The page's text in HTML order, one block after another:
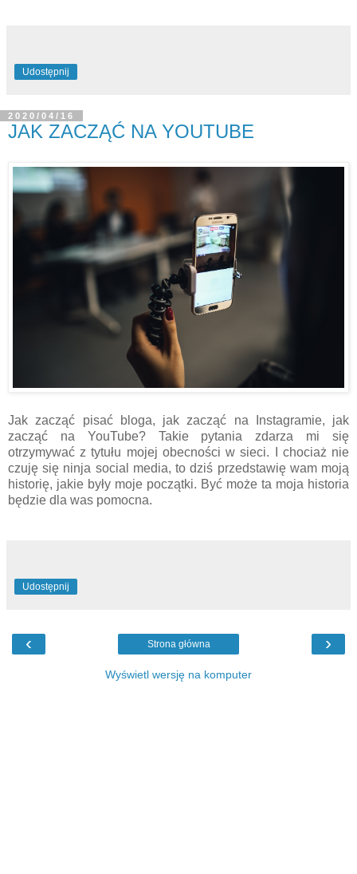
Udostępnij
2020/04/16
JAK ZACZĄĆ NA YOUTUBE
Jak zacząć pisać bloga, jak zacząć na Instagramie, jak
zacząć na YouTube? Takie pytania zdarza mi się
otrzymywać z tytułu mojej obecności w sieci. I chociaż nie
czuję się ninja social media, to dziś przedstawię wam moją
historię, jakie były moje początki. Być może ta moja historia
będzie dla was pomocna.
Udostępnij
‹ ›
Strona główna
Wyświetl wersję na komputer